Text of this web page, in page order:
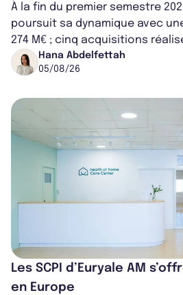
À la fin du premier semestre
poursuit sa dynamique avec
274 M€ ; cinq acquisitions
capitalisation portée à 1,38
Hana Abdelfettah
05/08/26
Les SCPI d’Euryale AM
en Europe